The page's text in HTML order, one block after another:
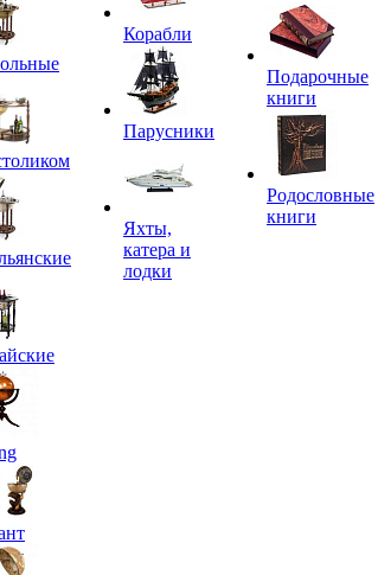
Корабли
Парусники
Яхты,
катера и
лодки
Подарочные
книги
Родословные
книги